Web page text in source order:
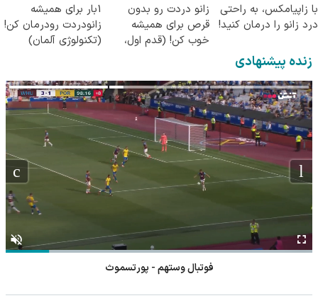
با زاپیامکس، به راحتی
درد زانو را درمان کنید!
زانو دردت رو بدون
قرص برای همیشه
خوب کن! (قدم اول،
1بار برای همیشه
زانودردت رودرمان کن!
(تکنولوژی آلمان)
زنده پیشنهادی
فوتبال وستهم - پورتسموث